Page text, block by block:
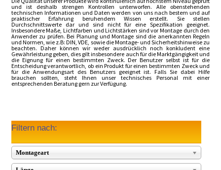
und ist deshalb strengen Kontrollen unterworfen. Alle obenstehenden
technischen Informationen und Daten werden von uns nach bestem und auf
praktischer Erfahrung beruhendem Wissen erstellt. Sie stellen
Durchschnittswerte dar und sind nicht für eine Spezifikation geeignet.
Insbesondere Maße, Lichtfarben und Lichtstärken sind vor Montage durch den
Anwender zu prüfen. Bei Planung und Montage sind die anerkannten Regeln
und Normen, wie z.B: DIN, VDE, sowie die Montage- und Sicherheitshinweise zu
beachten. Daher können wir weder ausdrücklich noch konkludent eine
Gewährleistung geben, dies gilt insbesondere auch für die Marktgängigkeit und
die Eignung für einen bestimmten Zweck. Der Benutzer selbst ist für die
Entscheidung verantwortlich, ob ein Produkt für einen bestimmten Zweck und
für die Anwendungsart des Benutzers geeignet ist. Falls Sie dabei Hilfe
brauchen sollten, steht Ihnen unser technisches Personal mit einer
entsprechenden Beratung gern zur Verfügung.
Filtern nach:
Montageart